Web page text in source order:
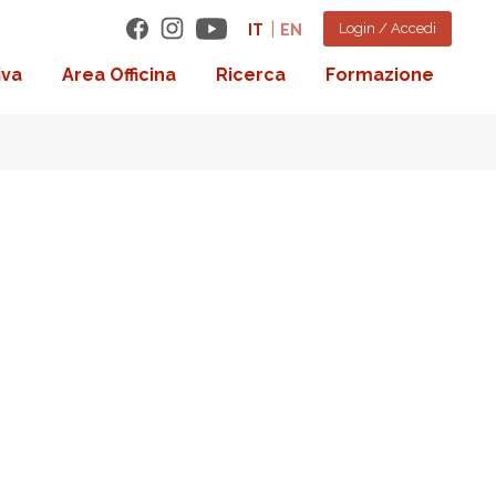
IT EN Login / Accedi
Area Officina Ricerca Formazione